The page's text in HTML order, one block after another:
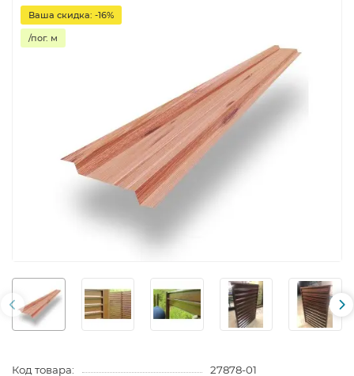
Ваша скидка: -16%
/пог. м
Код товара:
27878-01